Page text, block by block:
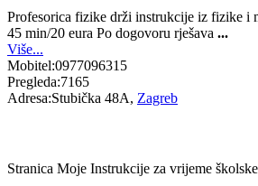
Profesorica fizike drži instrukcije iz fizike i
45 min/20 eura Po dogovoru rješava ...
Više...
Mobitel:0977096315
Pregleda:7165
Adresa:Stubička 48A, Zagreb
Stranica Moje Instrukcije za vrijeme